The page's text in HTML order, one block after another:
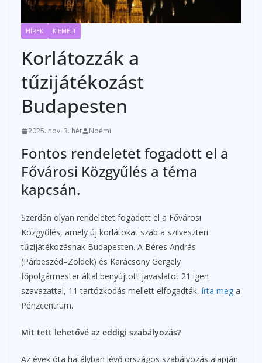
HÍREK KIEMELT
Korlátozzák a
tűzijátékozást
Budapesten
2025. nov. 3. hét Noémi
Fontos rendeletet fogadott el a
Fővárosi Közgyűlés a téma
kapcsán.
Szerdán olyan rendeletet fogadott el a Fővárosi
Közgyűlés, amely új korlátokat szab a szilveszteri
tűzijátékozásnak Budapesten. A Béres András
(Párbeszéd–Zöldek) és Karácsony Gergely
főpolgármester által benyújtott javaslatot 21 igen
szavazattal, 11 tartózkodás mellett elfogadták, írta meg a
Pénzcentrum.
Mit tett lehetővé az eddigi szabályozás?
Az évek óta hatályban lévő országos szabályozás alapján